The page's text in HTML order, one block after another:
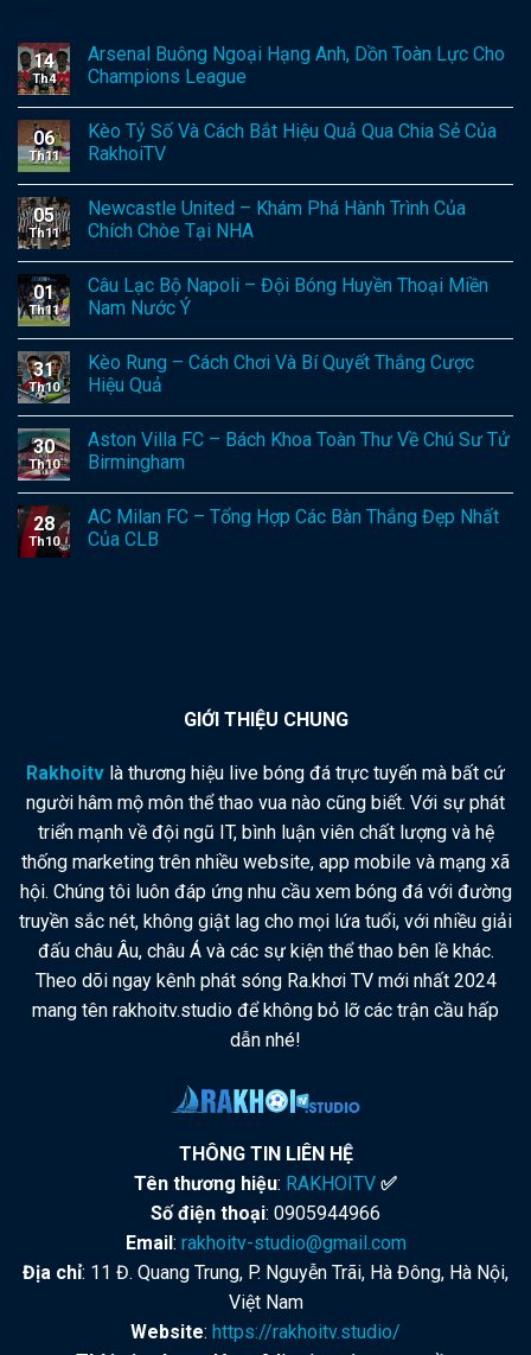
14
Th4
Arsenal Buông Ngoại Hạng Anh, Dồn Toàn Lực Cho
Champions League
06
Th11
Kèo Tỷ Số Và Cách Bắt Hiệu Quả Qua Chia Sẻ Của
RakhoiTV
05
Th11
Newcastle United – Khám Phá Hành Trình Của
Chích Chòe Tại NHA
01
Th11
Câu Lạc Bộ Napoli – Đội Bóng Huyền Thoại Miền
Nam Nước Ý
31
Th10
Kèo Rung – Cách Chơi Và Bí Quyết Thắng Cược
Hiệu Quả
30
Th10
Aston Villa FC – Bách Khoa Toàn Thư Về Chú Sư Tử
Birmingham
28
Th10
AC Milan FC – Tổng Hợp Các Bàn Thắng Đẹp Nhất
Của CLB
GIỚI THIỆU CHUNG
Rakhoitv là thương hiệu live bóng đá trực tuyến mà bất cứ
người hâm mộ môn thể thao vua nào cũng biết. Với sự phát
triển mạnh về đội ngũ IT, bình luận viên chất lượng và hệ
thống marketing trên nhiều website, app mobile và mạng xã
hội. Chúng tôi luôn đáp ứng nhu cầu xem bóng đá với đường
truyền sắc nét, không giật lag cho mọi lứa tuổi, với nhiều giải
đấu châu Âu, châu Á và các sự kiện thể thao bên lề khác.
Theo dõi ngay kênh phát sóng Ra.khơi TV mới nhất 2024
mang tên rakhoitv.studio để không bỏ lỡ các trận cầu hấp
dẫn nhé!
THÔNG TIN LIÊN HỆ
Tên thương hiệu: RAKHOITV ✅
Số điện thoại: 0905944966
Email: rakhoitv-studio@gmail.com
Địa chỉ: 11 Đ. Quang Trung, P. Nguyễn Trãi, Hà Đông, Hà Nội,
Việt Nam
Website: https://rakhoitv.studio/